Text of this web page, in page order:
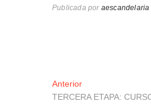
Publicada poraescandelaria
Navegación
AnteriorEntrada
anterior:
TERCERA ETAPA: